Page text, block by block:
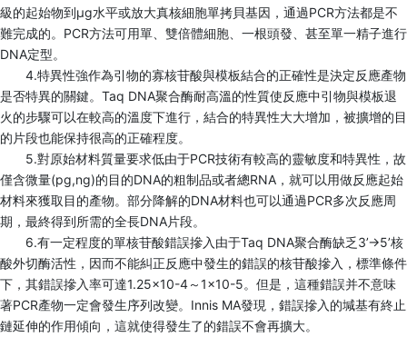
級的起始物到μg水平或放大真核細胞單拷貝基因，通過PCR方法都是不
難完成的。PCR方法可用單、雙倍體細胞、一根頭發、甚至單一精子進行
DNA定型。
4.特異性強作為引物的寡核苷酸與模板結合的正確性是決定反應產物
是否特異的關鍵。Taq DNA聚合酶耐高溫的性質使反應中引物與模板退
火的步驟可以在較高的溫度下進行，結合的特異性大大增加，被擴增的目
的片段也能保持很高的正確程度。
5.對原始材料質量要求低由于PCR技術有較高的靈敏度和特異性，故
僅含微量(pg,ng)的目的DNA的粗制品或者總RNA，就可以用做反應起始
材料來獲取目的產物。部分降解的DNA材料也可以通過PCR多次反應周
期，最終得到所需的全長DNA片段。
6.有一定程度的單核苷酸錯誤摻入由于Taq DNA聚合酶缺乏3’→5’核
酸外切酶活性，因而不能糾正反應中發生的錯誤的核苷酸摻入，標準條件
下，其錯誤摻入率可達1.25×10-4～1×10-5。但是，這種錯誤并不意味
著PCR產物一定會發生序列改變。Innis MA發現，錯誤摻入的堿基有終止
鏈延伸的作用傾向，這就使得發生了的錯誤不會再擴大。